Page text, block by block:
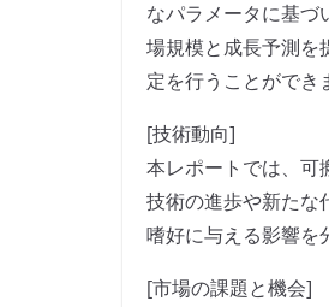
なパラメータに基づ
場規模と成長予測を
定を行うことができ
[技術動向]
本レポートでは、可
技術の進歩や新たな
嗜好に与える影響を
[市場の課題と機会]